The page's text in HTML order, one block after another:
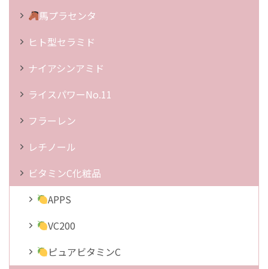
馬プラセンタ
ヒト型セラミド
ナイアシンアミド
ライスパワーNo.11
フラーレン
レチノール
ビタミンC化粧品
APPS
VC200
ピュアビタミンC